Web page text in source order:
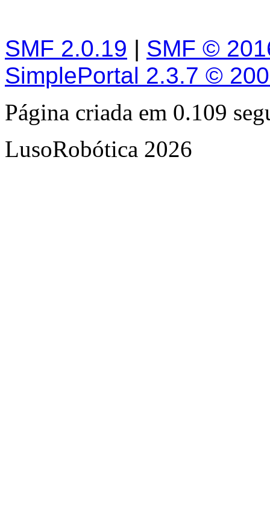
SMF 2.0.19 | SMF ©
SimplePortal 2.3.7 ©
Página criada em 0.109
LusoRobótica 2026